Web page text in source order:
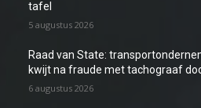
tafel
5 augustus 2026
Raad van State:
kwijt na fraude met tachograaf
6 augustus 2026